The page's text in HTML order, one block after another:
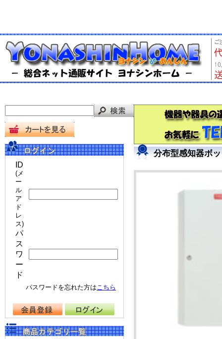
ID
(メ
ー
ル
ア
ド
レ
ス)
パ
ス
ワ
ー
ド
パスワードを忘れた方はこちら
分布型感知器ボ